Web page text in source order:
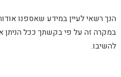
הנך רשאי לעיין במידע שאספנו
במקרה זה על פי בקשתך ככל הניתן
להשיבו.